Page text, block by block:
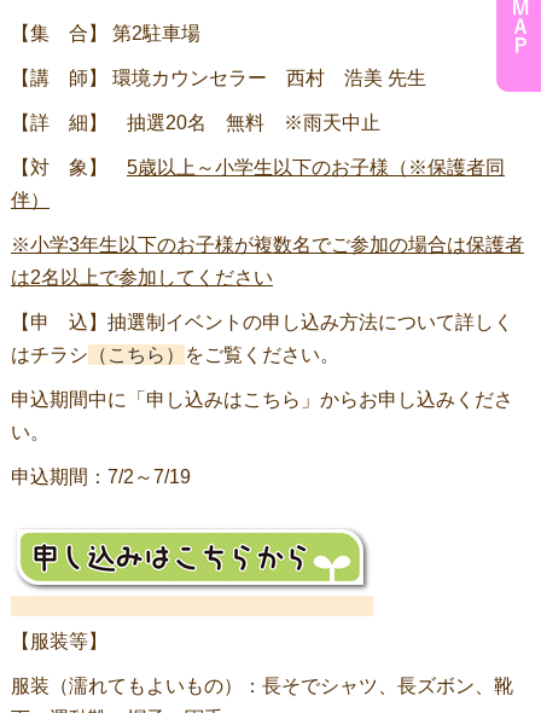
【集 合】 第2駐車場
【講 師】 環境カウンセラー 西村 浩美 先生
【詳 細】 抽選20名 無料 ※雨天中止
【対 象】 5歳以上～小学生以下のお子様（※保護者同
伴）
※小学3年生以下のお子様が複数名でご参加の場合は保護者
は2名以上で参加してください
【申 込】抽選制イベントの申し込み方法について詳しく
はチラシ （こちら） をご覧ください。
申込期間中に「申し込みはこちら」からお申し込みくださ
い。
申込期間：7/2～7/19
【服装等】
服装（濡れてもよいもの）：長そでシャツ、長ズボン、靴